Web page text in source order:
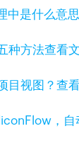
中是什么意
查看
查